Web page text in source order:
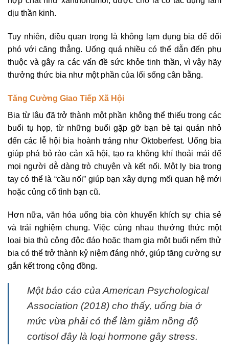
dịu thần kinh.
Tuy nhiên, điều quan trọng là không lạm dụng bia để đối
phó với căng thẳng. Uống quá nhiều có thể dẫn đến phụ
thuộc và gây ra các vấn đề sức khỏe tinh thần, vì vậy hãy
thưởng thức bia như một phần của lối sống cân bằng.
Tăng Cường Giao Tiếp Xã Hội
Bia từ lâu đã trở thành một phần không thể thiếu trong các
buổi tụ họp, từ những buổi gặp gỡ bạn bè tại quán nhỏ
đến các lễ hội bia hoành tráng như Oktoberfest. Uống bia
giúp phá bỏ rào cản xã hội, tạo ra không khí thoải mái để
mọi người dễ dàng trò chuyện và kết nối. Một ly bia trong
tay có thể là “cầu nối” giúp bạn xây dựng mối quan hệ mới
hoặc củng cố tình bạn cũ.
Hơn nữa, văn hóa uống bia còn khuyến khích sự chia sẻ
và trải nghiệm chung. Việc cùng nhau thưởng thức một
loại bia thủ công độc đáo hoặc tham gia một buổi nếm thử
bia có thể trở thành kỷ niệm đáng nhớ, giúp tăng cường sự
gắn kết trong cộng đồng.
Một báo cáo của American Psychological
Association (2018) cho thấy, uống bia ở
mức vừa phải có thể làm giảm nồng độ
cortisol đây là loại hormone gây stress.